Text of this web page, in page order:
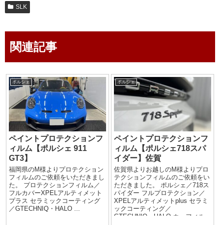
SLK
関連記事
ポルシェ
ペイントプロテクションフ
ィルム【ポルシェ 911
GT3】
福岡県のM様よりプロテクション
フィルムのご依頼をいただきまし
た。 プロテクションフィルム／
フルカバーXPELアルティメット
プラス セラミックコーティング
／GTECHNIQ・HALO ...
ポルシェ
ペイントプロテクションフ
ィルム【ポルシェ718スパ
イダー】佐賀
佐賀県よりお越しのM様よりプロ
テクションフィルムのご依頼をい
ただきました。 ポルシェ／718ス
パイダー フルプロテクション／
XPELアルティメットplus セラミ
ックコーティング／
GTECHNIQ・HALO カーフィル